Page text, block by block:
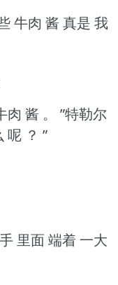
牛肉 酱 真是 我
酱 。
”特勒尔
呢 ？ ”
里面 端着 一大